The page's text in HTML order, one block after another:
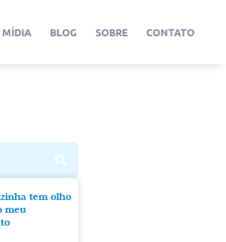
MÍDIA BLOG SOBRE CONTATO
tem olho
meu